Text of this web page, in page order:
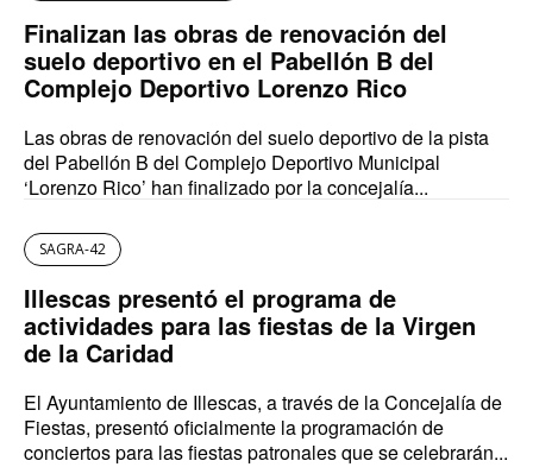
Finalizan las obras de renovación del
suelo deportivo en el Pabellón B del
Complejo Deportivo Lorenzo Rico
Las obras de renovación del suelo deportivo de la pista
del Pabellón B del Complejo Deportivo Municipal
‘Lorenzo Rico’ han finalizado por la concejalía...
SAGRA-42
Illescas presentó el programa de
actividades para las fiestas de la Virgen
de la Caridad
El Ayuntamiento de Illescas, a través de la Concejalía de
Fiestas, presentó oficialmente la programación de
conciertos para las fiestas patronales que se celebrarán...